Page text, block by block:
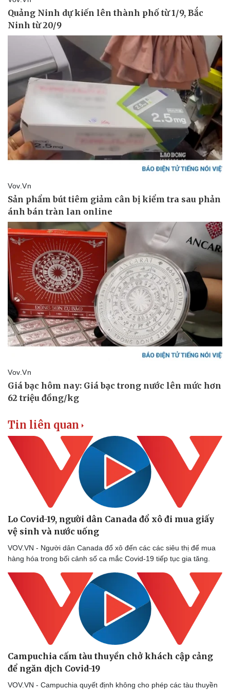
Pháp luật
Vụ án
Tư vấn luật
Quân sự - Quốc phòng
Vũ khí
Việt Nam
Tin liên quan
Lo Covid-19, người dân Canada đổ xô đi mua giấy
vệ sinh và nước uống
VOV.VN - Người dân Canada đổ xô đến các các siêu thị để mua
hàng hóa trong bối cảnh số ca mắc Covid-19 tiếp tục gia tăng.
Campuchia cấm tàu thuyền chở khách cập cảng
để ngăn dịch Covid-19
VOV.VN - Campuchia quyết định không cho phép các tàu thuyền